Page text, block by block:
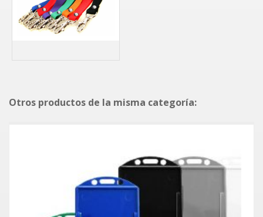
Otros productos de la misma categoría: